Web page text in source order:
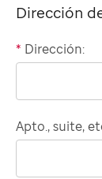
Dirección
Domestic
billing
* Dirección:
Apto., suite,